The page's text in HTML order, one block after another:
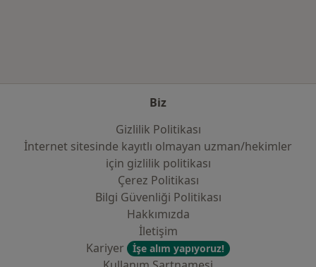
Biz
Gizlilik Politikası
İnternet sitesinde kayıtlı olmayan uzman/hekimler
i̇çin gizlilik politikası
Çerez Politikası
Bilgi Güvenliği Politikası
Hakkımızda
İletişim
Kariyer
İşe alım yapıyoruz!